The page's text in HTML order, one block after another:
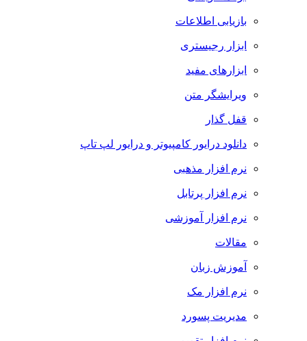
بازیابی اطلاعات
ابزار رجیستری
ابزارهای مفید
ویرایشگر متن
قفل گذار
دانلود درایور کامپیوتر و درایور لپ تاپ
نرم افزار مذهبی
نرم افزار پرتابل
نرم افزار آموزشی
مقالات
آموزش زبان
نرم افزار مک
مدیریت پسورد